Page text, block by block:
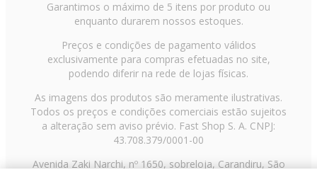
Garantimos o máximo de 5 itens por produto ou
enquanto durarem nossos estoques.
Preços e condições de pagamento válidos
exclusivamente para compras efetuadas no site,
podendo diferir na rede de lojas físicas.
As imagens dos produtos são meramente ilustrativas.
Todos os preços e condições comerciais estão sujeitos
a alteração sem aviso prévio. Fast Shop S. A. CNPJ:
43.708.379/0001-00
Avenida Zaki Narchi, nº 1650, sobreloja, Carandiru, São